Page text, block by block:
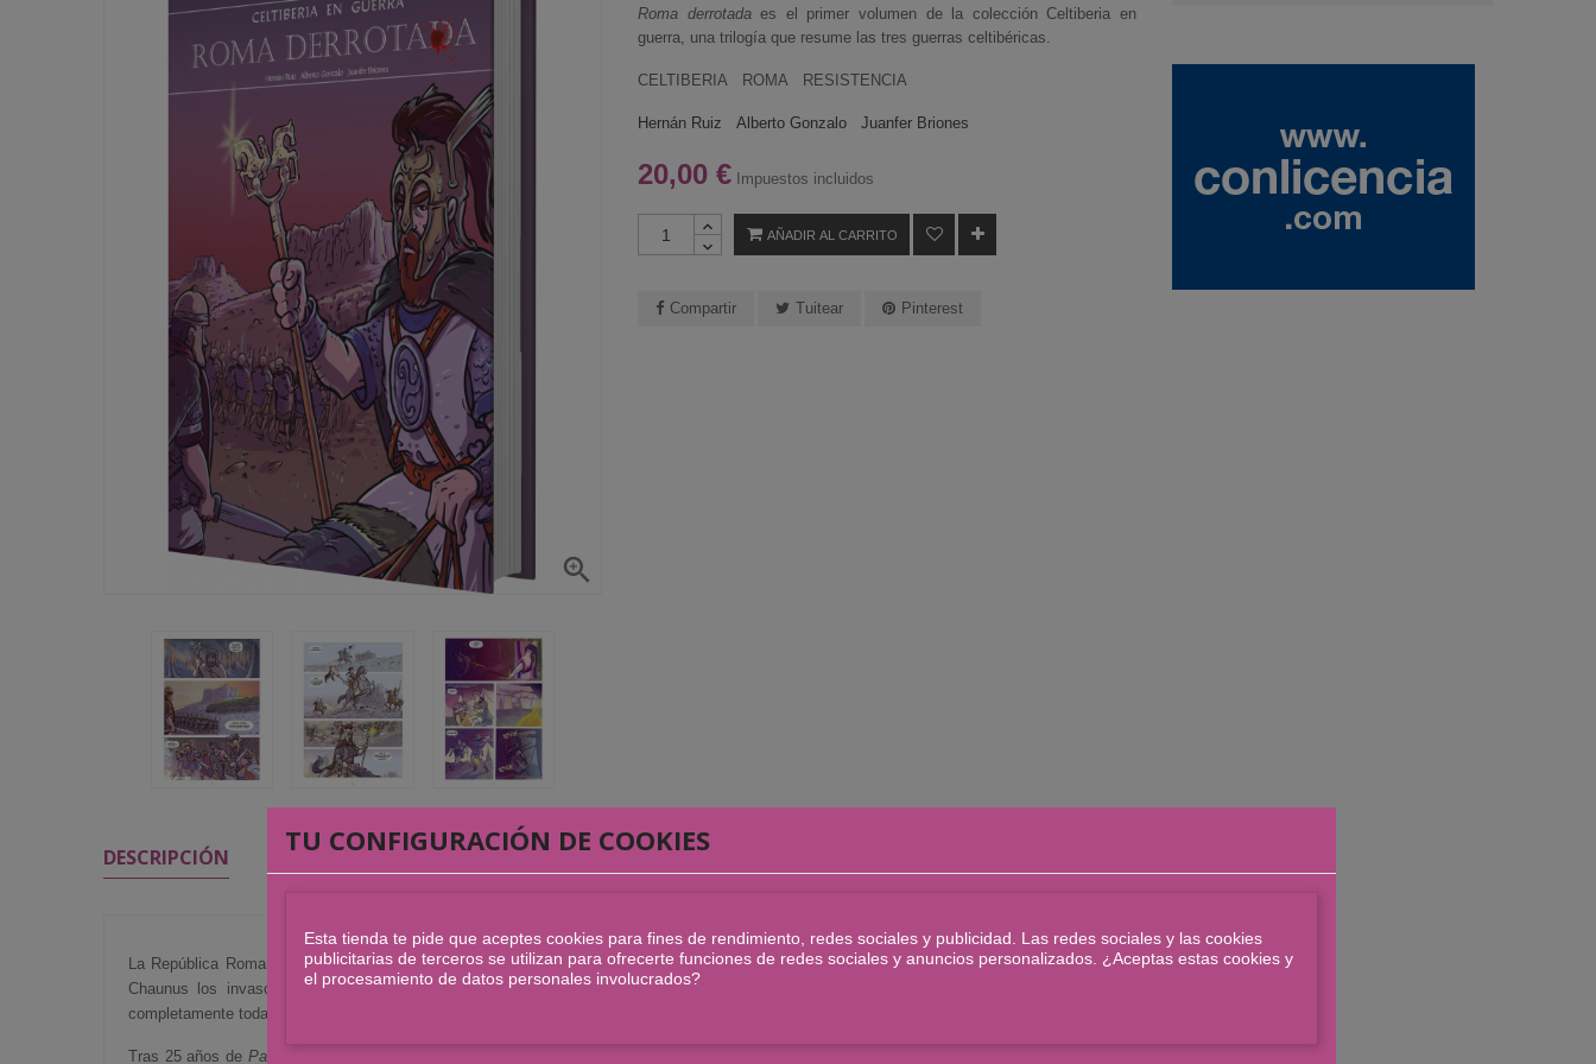

Roma derrotadaes el primer volumen de la colección Celtiberia en
guerra, una trilogía que resume las tres guerras celtibéricas.
CELTIBERIA ROMA RESISTENCIA
Hernán Ruiz Alberto Gonzalo Juanfer Briones
20,00 € Impuestos incluidos
AÑADIR AL CARRITO
Compartir Tuitear Pinterest
DESCRIPCIÓN DETALLES DEL PRODUCTO LIBROS RELACIONADOS
La República Romana quiere aplastar la resistencia indígena del centro de la península Ibérica de un solo plumazo. En la Batalla de Mons
Chaunus los invasores infligen una humillante derrota a las tribus celtíberas, confiando en que esta victoria les servirá para dominar
completamente toda Hispania.
Tras 25 años de Pax romana
TU CONFIGURACIÓN DE COOKIES
Esta tienda te pide que aceptes cookies para fines de rendimiento, redes sociales y publicidad. Las redes sociales y las cookies
publicitarias de terceros se utilizan para ofrecerte funciones de redes sociales y anuncios personalizados. ¿Aceptas estas cookies y
el procesamiento de datos personales involucrados?